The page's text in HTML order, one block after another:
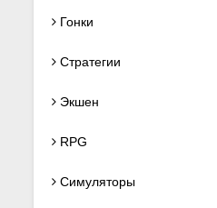
Гонки
Стратегии
Экшен
RPG
Симуляторы